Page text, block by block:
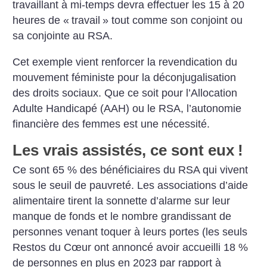
travaillant à mi-temps devra effectuer les 15 à 20
heures de « travail » tout comme son conjoint ou
sa conjointe au RSA.
Cet exemple vient renforcer la revendication du
mouvement féministe pour la déconjugalisation
des droits sociaux. Que ce soit pour l’Allocation
Adulte Handicapé (AAH) ou le RSA, l’autonomie
financière des femmes est une nécessité.
Les vrais assistés, ce sont eux !
Ce sont 65 % des bénéficiaires du RSA qui vivent
sous le seuil de pauvreté. Les associations d’aide
alimentaire tirent la sonnette d’alarme sur leur
manque de fonds et le nombre grandissant de
personnes venant toquer à leurs portes (les seuls
Restos du Cœur ont annoncé avoir accueilli 18 %
de personnes en plus en 2023 par rapport à